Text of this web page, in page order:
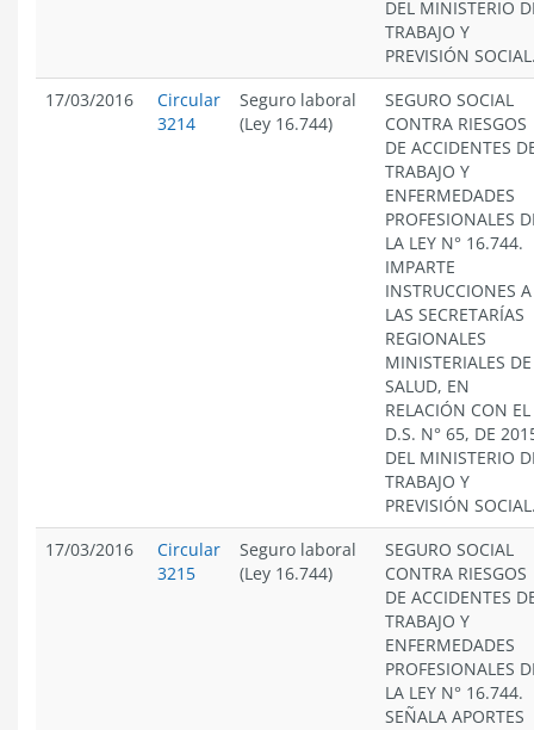
DEL MINISTERIO
TRABAJO Y
PREVISIÓN
17/03/2016
Circular
3214
Seguro laboral
(Ley 16.744)
SEGURO SOCIAL
CONTRA RIESGOS
DE ACCIDENTES
TRABAJO Y
ENFERMEDADES
PROFESIONALES
LA LEY N° 16.744.
IMPARTE
INSTRUCCIONES A
LAS SECRETARÍAS
REGIONALES
MINISTERIALES DE
SALUD, EN
RELACIÓN CON EL
D.S. N° 65, DE
DEL MINISTERIO
TRABAJO Y
PREVISIÓN
17/03/2016
Circular
3215
Seguro laboral
(Ley 16.744)
SEGURO SOCIAL
CONTRA RIESGOS
DE ACCIDENTES
TRABAJO Y
ENFERMEDADES
PROFESIONALES
LA LEY N° 16.744.
SEÑALA APORTES